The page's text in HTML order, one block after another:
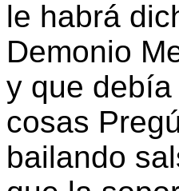
le habrá
Demonio
y que
cosas
bailando